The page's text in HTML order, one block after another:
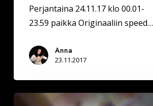
Perjantaina 24.11.17 klo 00.01-
23.59 paikka Originaaliin speed…
Anna
23.11.2017
Kaikesta